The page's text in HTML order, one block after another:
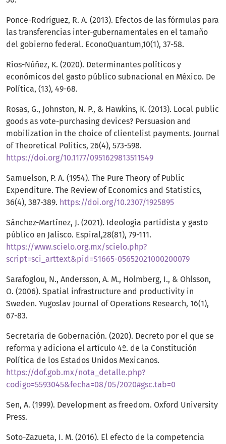
Ponce-Rodríguez, R. A. (2013). Efectos de las fórmulas para
las transferencias inter-gubernamentales en el tamaño
del gobierno federal. EconoQuantum,10(1), 37-58.
Ríos-Núñez, K. (2020). Determinantes políticos y
económicos del gasto público subnacional en México. De
Política, (13), 49-68.
Rosas, G., Johnston, N. P., & Hawkins, K. (2013). Local public
goods as vote-purchasing devices? Persuasion and
mobilization in the choice of clientelist payments. Journal
of Theoretical Politics, 26(4), 573-598.
https://doi.org/10.1177/0951629813511549
Samuelson, P. A. (1954). The Pure Theory of Public
Expenditure. The Review of Economics and Statistics,
36(4), 387-389. https://doi.org/10.2307/1925895
Sánchez-Martínez, J. (2021). Ideología partidista y gasto
público en Jalisco. Espiral,28(81), 79-111.
https://www.scielo.org.mx/scielo.php?
script=sci_arttext&pid=S1665-05652021000200079
Sarafoglou, N., Andersson, A. M., Holmberg, I., & Ohlsson,
O. (2006). Spatial infrastructure and productivity in
Sweden. Yugoslav Journal of Operations Research, 16(1),
67-83.
Secretaría de Gobernación. (2020). Decreto por el que se
reforma y adiciona el artículo 4º. de la Constitución
Política de los Estados Unidos Mexicanos.
https://dof.gob.mx/nota_detalle.php?
codigo=5593045&fecha=08/05/2020#gsc.tab=0
Sen, A. (1999). Development as freedom. Oxford University
Press.
Soto-Zazueta, I. M. (2016). El efecto de la competencia